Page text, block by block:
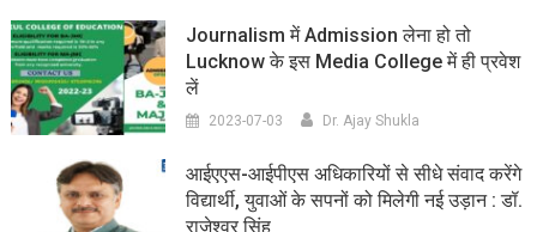
Journalism में Admission लेना हो तो
Lucknow के इस Media College में ही प्रवेश
लें
2023-07-03 Dr. Ajay Shukla
आईएएस-आईपीएस अधिकारियों से सीधे संवाद करेंगे
विद्यार्थी, युवाओं के सपनों को मिलेगी नई उड़ान : डॉ.
राजेश्वर सिंह